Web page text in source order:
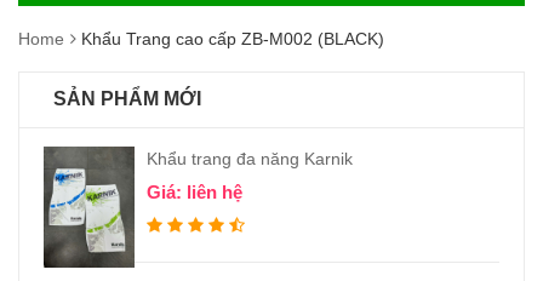
Home Khẩu Trang cao cấp ZB-M002 (BLACK)
SẢN PHẨM MỚI
Khẩu trang đa năng Karnik
Giá: liên hệ